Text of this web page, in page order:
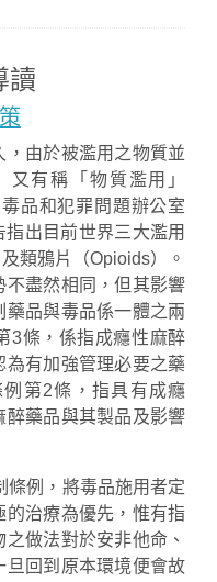
讀
由於被濫用之物質並
有稱「物質濫用」
品和犯罪問題辦公室
指出目前世界三大濫用
類鴉片（Opioids）。
不盡然相同，但其影響
品與毒品係一體之兩
3條，係指成癮性麻醉
有加強管理必要之藥
第2條，指具有成癮
醉藥品與其製品及影響
條例，將毒品施用者定
的治療為優先，惟有指
做法對於安非他命、
旦回到原本環境便會故